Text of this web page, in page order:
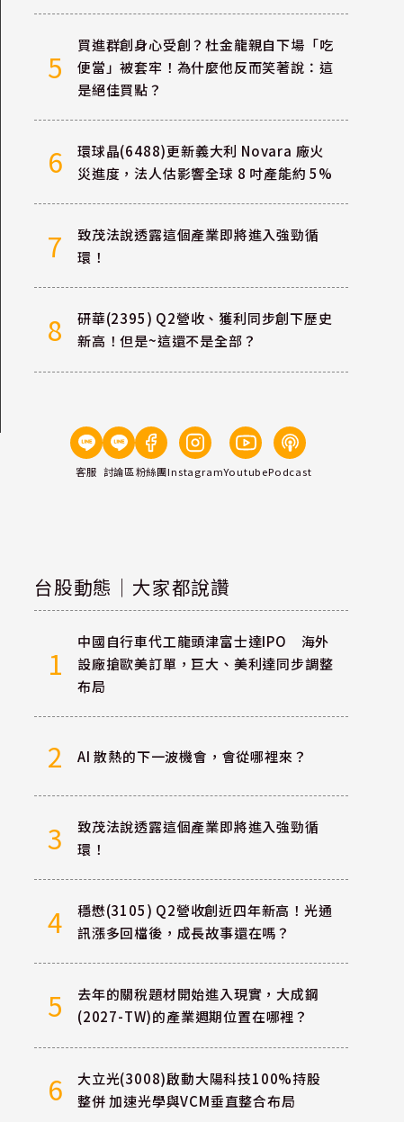
5
買進群創身心受創？杜金龍親自下場「吃
便當」被套牢！為什麼他反而笑著說：這
是絕佳買點？
6
環球晶(6488)更新義大利 Novara 廠火
災進度，法人估影響全球 8 吋產能約 5%
7
致茂法說透露這個產業即將進入強勁循
環！
8
研華(2395) Q2營收、獲利同步創下歷史
新高！但是~這還不是全部？
客服 討論區粉絲團InstagramYoutubePodcast
台股動態｜大家都說讚
1
中國自行車代工龍頭津富士達IPO 海外
設廠搶歐美訂單，巨大、美利達同步調整
布局
2 AI 散熱的下一波機會，會從哪裡來？
3
致茂法說透露這個產業即將進入強勁循
環！
4
穩懋(3105) Q2營收創近四年新高！光通
訊漲多回檔後，成長故事還在嗎？
5
去年的關稅題材開始進入現實，大成鋼
(2027-TW)的產業週期位置在哪裡？
6
大立光(3008)啟動大陽科技100%持股
整併 加速光學與VCM垂直整合布局